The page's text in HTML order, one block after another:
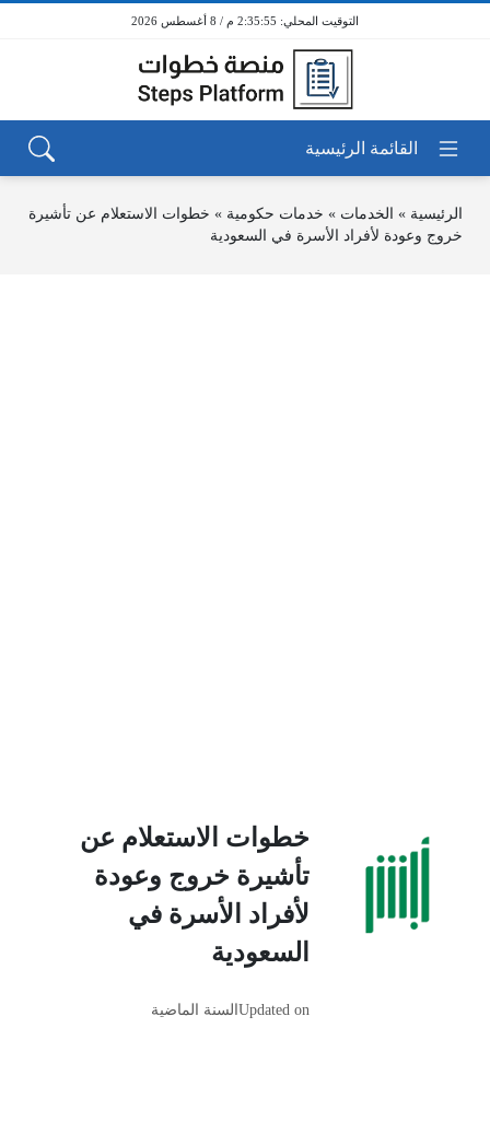
2:35:55 م / 8 أغسطس 2026
الرئيسية » الخدمات » خدمات حكومية » خطوات الاستعلام عن تأشيرة
خروج وعودة لأفراد الأسرة في السعودية
خطوات الاستعلام عن
تأشيرة خروج وعودة
لأفراد الأسرة في
السعودية
Updated onالسنة الماضية